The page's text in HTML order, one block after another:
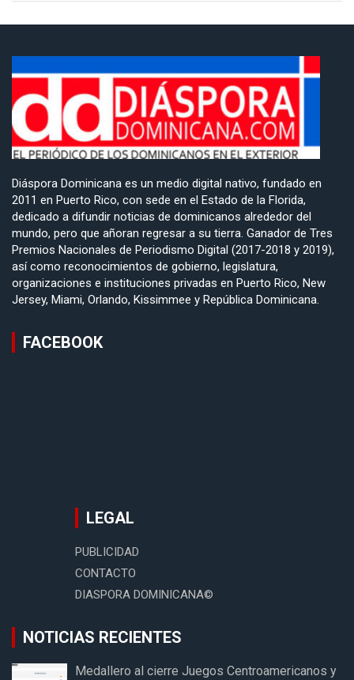
Diáspora Dominicana es un medio digital nativo, fundado en
2011 en Puerto Rico, con sede en el Estado de la Florida,
dedicado a difundir noticias de dominicanos alrededor del
mundo, pero que añoran regresar a su tierra. Ganador de Tres
Premios Nacionales de Periodismo Digital (2017-2018 y 2019),
así como reconocimientos de gobierno, legislatura,
organizaciones e instituciones privadas en Puerto Rico, New
Jersey, Miami, Orlando, Kissimmee y República Dominicana.
FACEBOOK
LEGAL
PUBLICIDAD
CONTACTO
DIASPORA DOMINICANA©
NOTICIAS RECIENTES
Medallero al cierre Juegos Centroamericanos y